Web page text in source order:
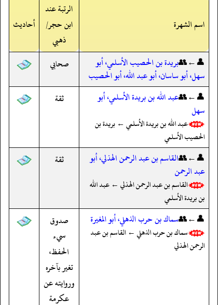
اسم الشهرة
الرتبة عند
ابن حجر/
ذهبي
أحاديث
👤←👥بريدة بن الحصيب الأسلمي، أبو
سهل، أبو ساسان، أبو عبد الله، أبو الحصيب
صحابي
👤←👥عبد الله بن بريدة الأسلمي، أبو
سهل
عبد الله بن بريدة الأسلمي ← بريدة بن
الحصيب الأسلمي
ثقة
👤←👥القاسم بن عبد الرحمن الهذلي، أبو
عبد الرحمن
القاسم بن عبد الرحمن الهذلي ← عبد الله
بن بريدة الأسلمي
ثقة
👤←👥سماك بن حرب الذهلي، أبو المغيرة
سماك بن حرب الذهلي ← القاسم بن عبد
الرحمن الهذلي
صدوق
سيء
الحفظ،
تغير بآخره
وروايته عن
عكرمة